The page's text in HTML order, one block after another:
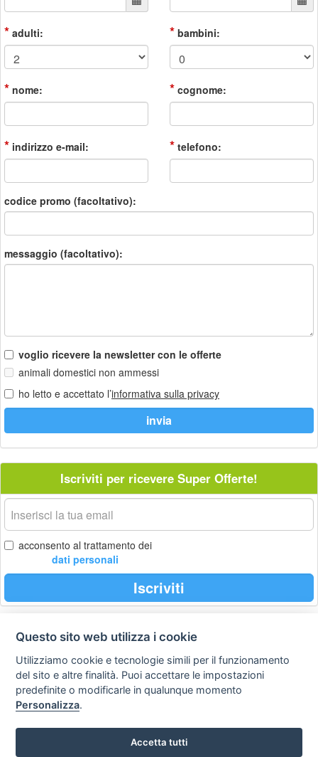
* adulti: * bambini:
* nome: * cognome:
* indirizzo e-mail: * telefono:
codice promo (facoltativo):
messaggio (facoltativo):
voglio ricevere la newsletter con le offerte
animali domestici non ammessi
ho letto e accettato l’informativa sulla privacy
Iscriviti per ricevere Super Offerte!
La
tua
email
acconsento al trattamento dei
dati personali
Iscriviti
Privacy
policy
Avviso
legale
Preferenze cookie
Copyright © 2008
SVILUPPO TURISMO ITALIA S.r.L. unipersonale
Questo sito web utilizza i cookie
Utilizziamo cookie e tecnologie simili per il funzionamento
del sito e altre finalità. Puoi accettare le impostazioni
predefinite o modificarle in qualunque momento
Personalizza.
Accetta tutti